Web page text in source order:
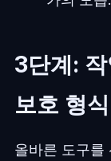
3단계:
보호 형
올바른 도구를